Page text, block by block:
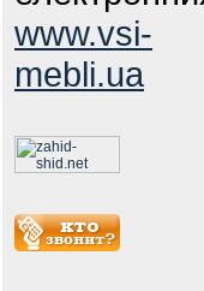
www.vsi-
mebli.ua